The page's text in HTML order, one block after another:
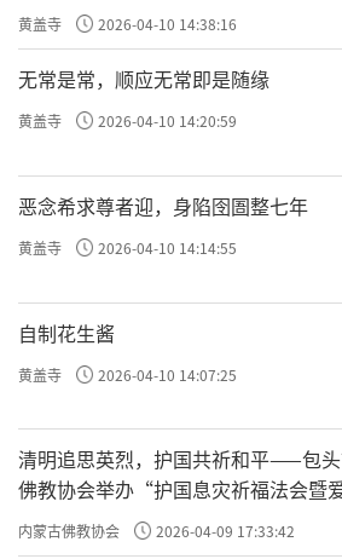
黄盖寺 2026-04-10 14:38:16
无常是常，顺应无常即是随缘
黄盖寺 2026-04-10 14:20:59
恶念希求尊者迎，身陷囹圄整七年
黄盖寺 2026-04-10 14:14:55
自制花生酱
黄盖寺 2026-04-10 14:07:25
清明追思英烈，护国共祈和平——包
佛教协会举办“护国息灾祈福法会暨
主义电影观影活动”
内蒙古佛教协会 2026-04-09 17:33:42